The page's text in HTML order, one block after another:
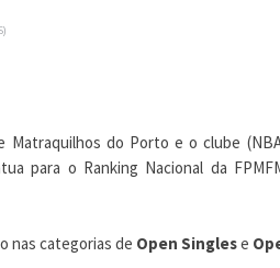
Matraquilhos do Porto e o clube
para o Ranking Nacional da
nas categorias de Open Singlese